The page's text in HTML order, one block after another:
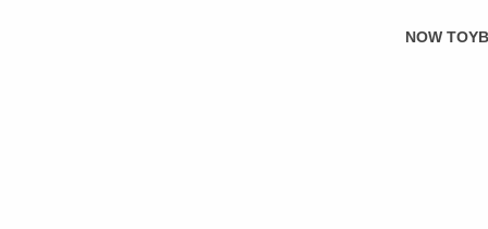
NOW